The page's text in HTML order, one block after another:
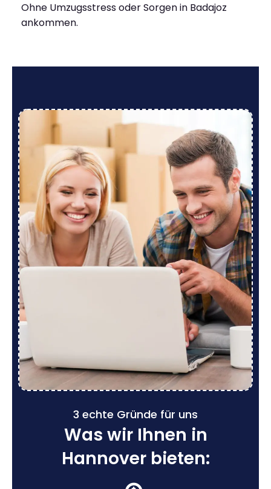
Ohne Umzugsstress oder Sorgen in Badajoz
ankommen.
3 echte Gründe für uns
Was wir Ihnen in
Hannover bieten: